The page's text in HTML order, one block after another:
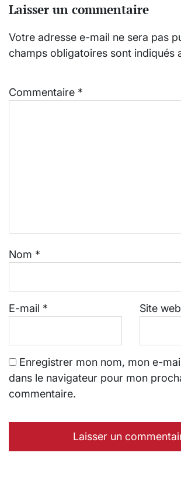
Laisser un commentaire
Votre adresse e-mail ne sera pas
champs obligatoires sont indiqués
Commentaire *
Nom *
E-mail * Site web
Enregistrer mon nom, mon e-
dans le navigateur pour mon
commentaire.